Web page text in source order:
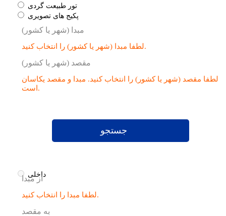
تور طبیعت گردی
پکیج های تصویری
مبدا (شهر یا کشور)
لطفا مبدا (شهر یا کشور) را انتخاب کنید.
مقصد (شهر یا کشور)
لطفا مقصد (شهر یا کشور) را انتخاب کنید. مبدا و مقصد یکاسان
است.
جستجو
داخلی
از مبدا
لطفا مبدا را انتخاب کنید.
به مقصد